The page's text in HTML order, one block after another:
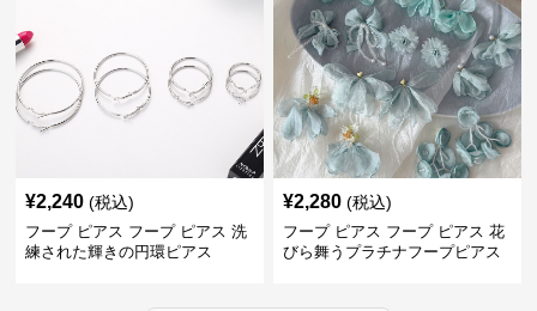
¥2,240 (税込)
フープ ピアス フープ ピアス 洗
練された輝きの円環ピアス
¥2,280 (税込)
フープ ピアス フープ ピアス 花
びら舞うプラチナフープピアス